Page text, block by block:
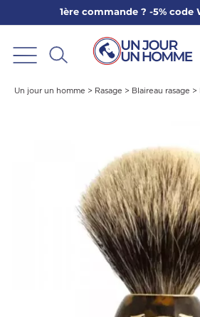
1ère commande ? -5% code
Un jour un homme > Rasage > Blaireau rasage >